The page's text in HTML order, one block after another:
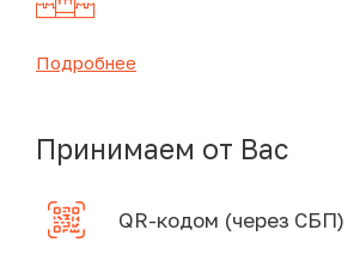
Подробнее
Принимаем от Вас
QR-кодом (через СБП)